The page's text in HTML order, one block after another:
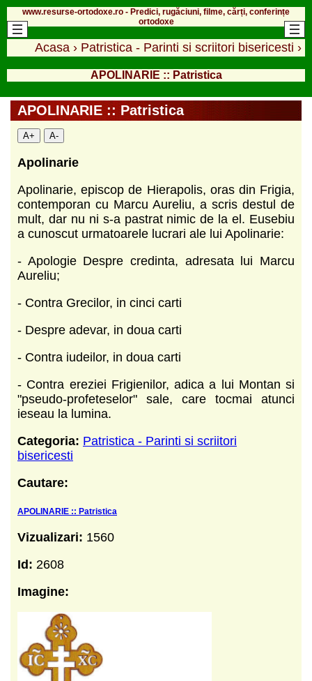
www.resurse-ortodoxe.ro - Predici, rugăciuni, filme, cărți, conferințe
ortodoxe
Acasa › Patristica - Parinti si scriitori bisericesti ›
APOLINARIE :: Patristica
APOLINARIE :: Patristica
A+ A-
Apolinarie
Apolinarie, episcop de Hierapolis, oras din Frigia,
contemporan cu Marcu Aureliu, a scris destul de
mult, dar nu ni s-a pastrat nimic de la el. Eusebiu
a cunoscut urmatoarele lucrari ale lui Apolinarie:
- Apologie Despre credinta, adresata lui Marcu
Aureliu;
- Contra Grecilor, in cinci carti
- Despre adevar, in doua carti
- Contra iudeilor, in doua carti
- Contra ereziei Frigienilor, adica a lui Montan si
"pseudo-profeteselor" sale, care tocmai atunci
ieseau la lumina.
Categoria: Patristica - Parinti si scriitori
bisericesti
Cautare:
APOLINARIE :: Patristica
Vizualizari: 1560
Id: 2608
Imagine: